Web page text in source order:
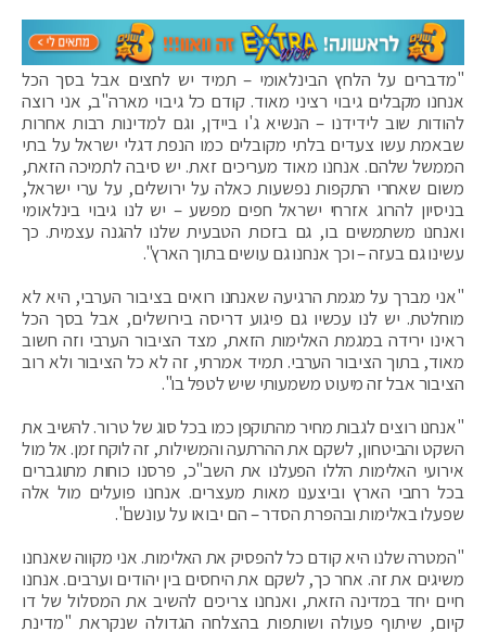
"מדברים על הלחץ הבינלאומי – תמיד יש לחצים אבל בסך הכל
אנחנו מקבלים גיבוי רציני מאוד. קודם כל גיבוי מארה"ב, אני רוצה
להודות שוב לידידנו – הנשיא ג'ו ביידן, וגם למדינות רבות אחרות
שבאמת עשו צעדים בלתי מקובלים כמו הנפת דגלי ישראל על בתי
הממשל שלהם. אנחנו מאוד מעריכים זאת. יש סיבה לתמיכה הזאת,
משום שאחרי התקפות נפשעות כאלה על ירושלים, על ערי ישראל,
בניסיון להרוג אזרחי ישראל חפים מפשע – יש לנו גיבוי בינלאומי
ואנחנו משתמשים בו, גם בזכות הטבעית שלנו להגנה עצמית. כך
עשינו גם בעזה – וכך אנחנו גם עושים בתוך הארץ".
"אני מברך על מגמת הרגיעה שאנחנו רואים בציבור הערבי, היא לא
מוחלטת. יש לנו עכשיו גם פיגוע דריסה בירושלים, אבל בסך הכל
ראינו ירידה במגמת האלימות הזאת, מצד הציבור הערבי וזה חשוב
מאוד, בתוך הציבור הערבי. תמיד אמרתי, זה לא כל הציבור ולא רוב
הציבור אבל זה מיעוט משמעותי שיש לטפל בו".
"אנחנו רוצים לגבות מחיר מהתוקפן כמו בכל סוג של טרור. להשיב את
השקט והביטחון, לשקם את ההרתעה והמשילות, זה לוקח זמן. אל מול
אירועי האלימות הללו הפעלנו את השב"כ, פרסנו כוחות מתוגברים
בכל רחבי הארץ וביצענו מאות מעצרים. אנחנו פועלים מול אלה
שפעלו באלימות ובהפרת הסדר – הם יבואו על עונשם".
"המטרה שלנו היא קודם כל להפסיק את האלימות. אני מקווה שאנחנו
משיגים את זה. אחר כך, לשקם את היחסים בין יהודים וערבים. אנחנו
חיים יחד במדינה הזאת, ואנחנו צריכים להשיב את המסלול של דו
קיום, שיתוף פעולה ושותפות בהצלחה הגדולה שנקראת "מדינת